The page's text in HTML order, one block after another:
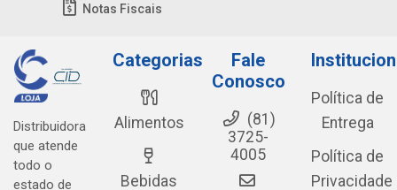
Notas Fiscais
Distribuidora
que atende
todo o
estado de
Categorias
Alimentos
Bebidas
Fale
Conosco
(81)
3725-
4005
Política de
Entrega
Política de
Privacidade